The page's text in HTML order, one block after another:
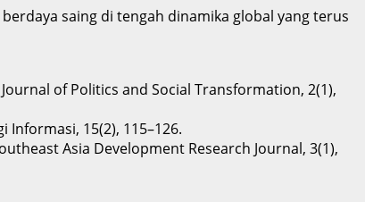
saing di tengah dinamika global yang terus
of Politics and Social Transformation, 2(1),
15(2), 115–126.
Asia Development Research Journal, 3(1),